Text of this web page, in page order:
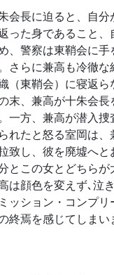
会長に迫ると、自分
った身であること、
、警察は東鞘会に手
さらに兼高も冷徹
（東鞘会）に寝返ら
末、兼高が十朱会長
一方、兼高が潜入捜
れたと怒る室岡は
致し、彼を廃墟へと
とこの女とどちらが
は顔色を変えず､泣
ッション・コンプリ
終焉を感じてしまい